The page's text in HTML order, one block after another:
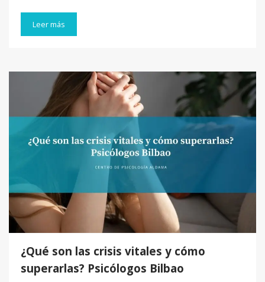
Leer más
¿Qué son las crisis vitales y cómo
superarlas? Psicólogos Bilbao